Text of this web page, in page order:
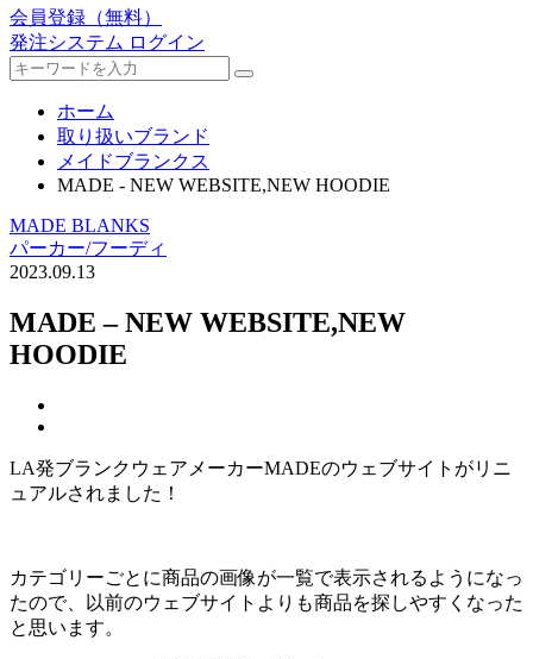
会員登録 （無料）
発注システム ログイン
ホーム
取り扱いブランド
メイドブランクス
MADE - NEW WEBSITE,NEW HOODIE
MADE BLANKS
パーカー/フーディ
2023.09.13
MADE – NEW WEBSITE,NEW
HOODIE
LA発ブランクウェアメーカーMADEのウェブサイトがリニ
ュアルされました！
カテゴリーごとに商品の画像が一覧で表示されるようになっ
たので、以前のウェブサイトよりも商品を探しやすくなった
と思います。